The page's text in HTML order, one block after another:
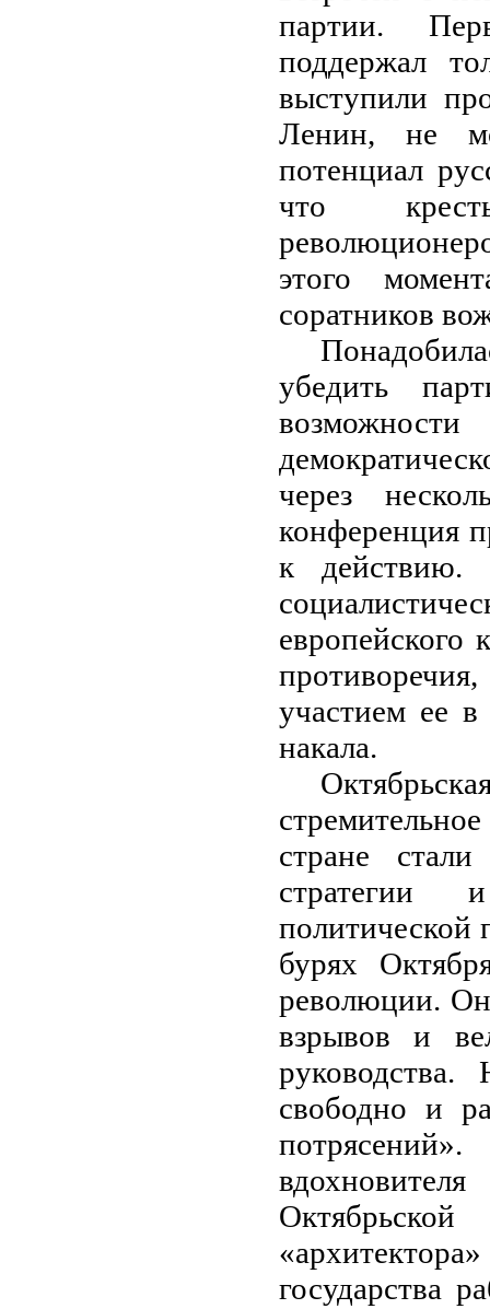
партии.
поддержал
выступили
Ленин, не
потенциал
что
этого
соратников
убедить
через
конференция
к действию.
европейского
участием ее
накала.
стране
стратегии
политической
бурях
революции.
взрывов и
свободно и
государства